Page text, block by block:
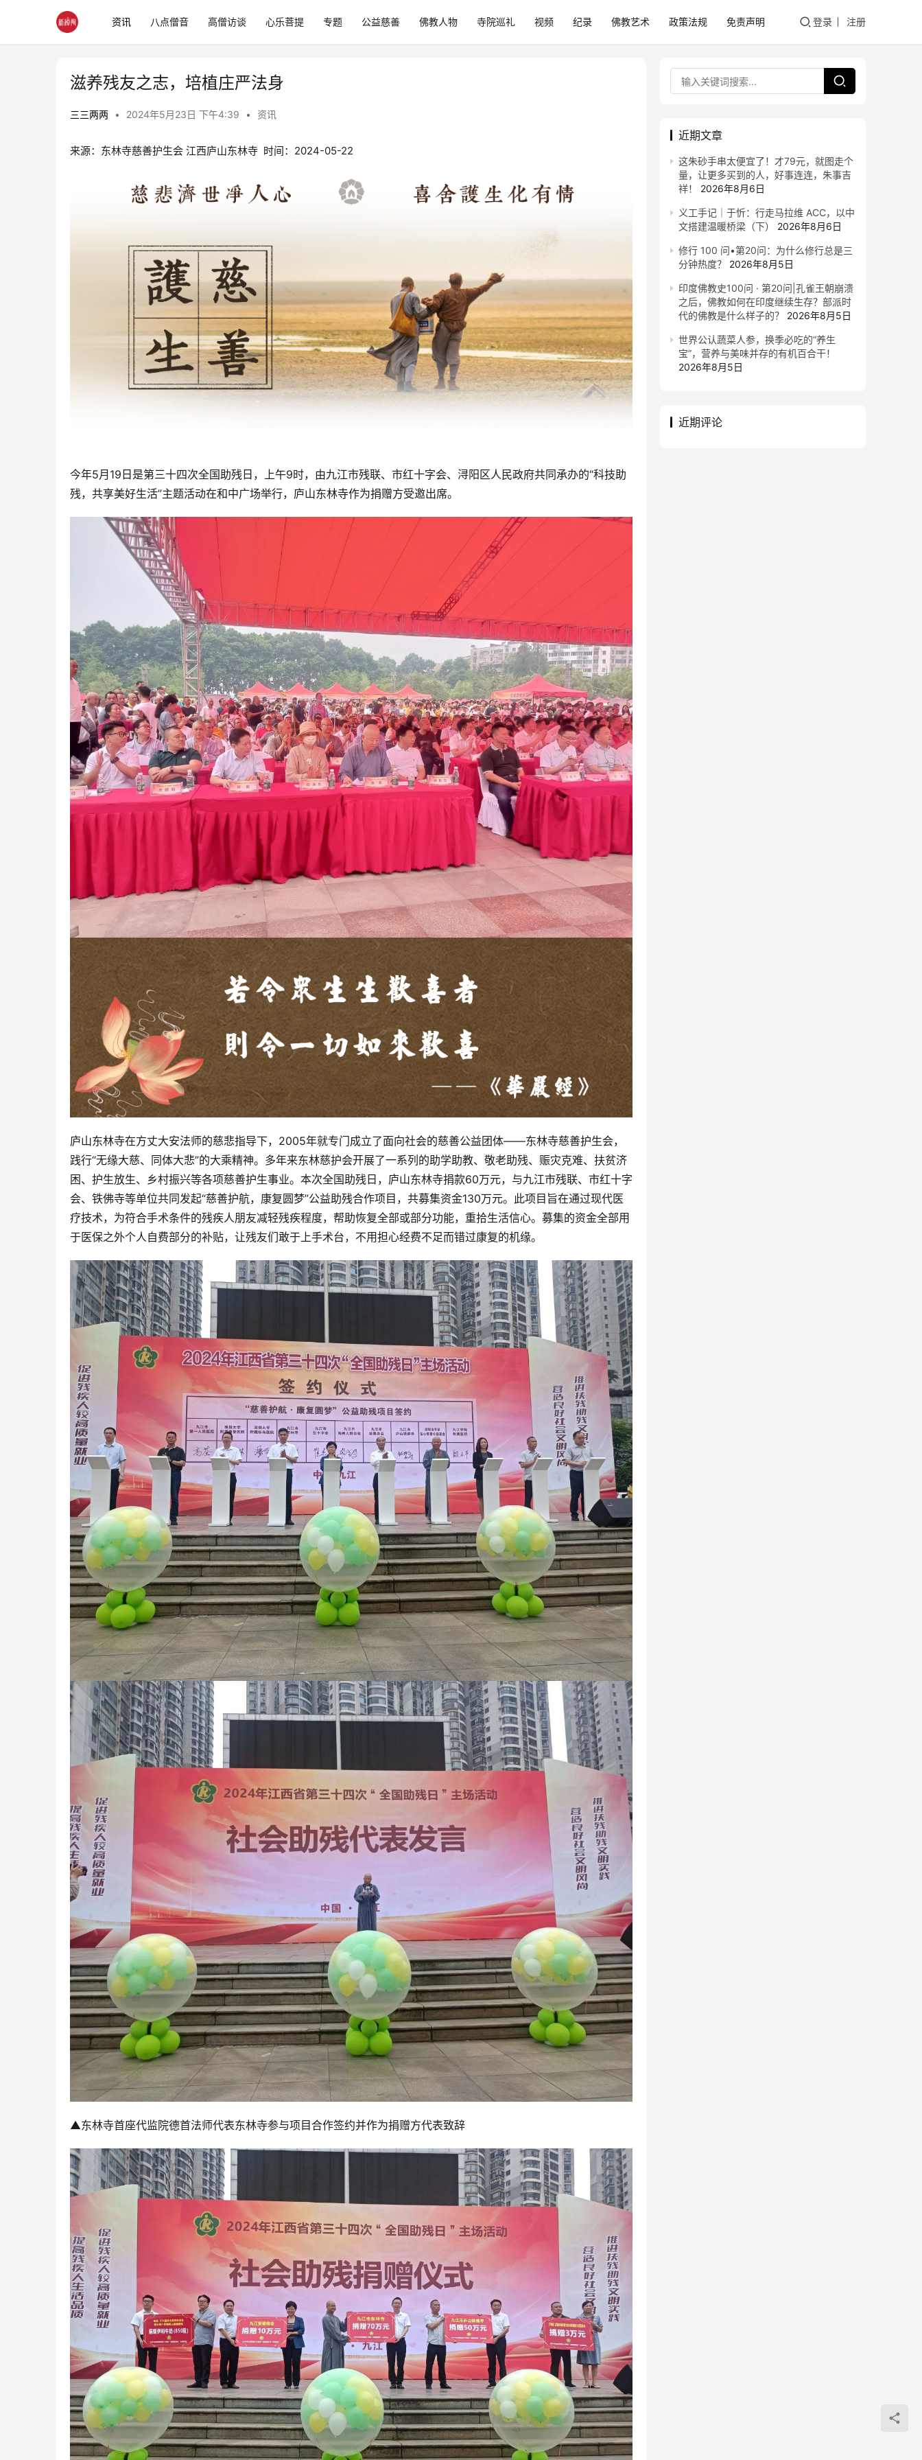
资讯 八点僧音 高僧访谈 心乐菩提 专题 公益慈善 佛教人物 寺院巡礼 视频 纪录 佛教艺术 政策法规 免责声明 登录 注册
滋养残友之志，培植庄严法身
三三两两 • 2024年5月23日 下午4:39 • 资讯
来源：东林寺慈善护生会 江西庐山东林寺  时间：2024-05-22
今年5月19日是第三十四次全国助残日，上午9时，由九江市残联、市红十字会、浔阳区人民政府共同承办的“科技助
残，共享美好生活”主题活动在和中广场举行，庐山东林寺作为捐赠方受邀出席。
庐山东林寺在方丈大安法师的慈悲指导下，2005年就专门成立了面向社会的慈善公益团体——东林寺慈善护生会，
践行“无缘大慈、同体大悲”的大乘精神。多年来东林慈护会开展了一系列的助学助教、敬老助残、赈灾克难、扶贫济
困、护生放生、乡村振兴等各项慈善护生事业。本次全国助残日，庐山东林寺捐款60万元，与九江市残联、市红十字
会、铁佛寺等单位共同发起“慈善护航，康复圆梦”公益助残合作项目，共募集资金130万元。此项目旨在通过现代医
疗技术，为符合手术条件的残疾人朋友减轻残疾程度，帮助恢复全部或部分功能，重拾生活信心。募集的资金全部用
于医保之外个人自费部分的补贴，让残友们敢于上手术台，不用担心经费不足而错过康复的机缘。
▲东林寺首座代监院德首法师代表东林寺参与项目合作签约并作为捐赠方代表致辞
近期文章
这朱砂手串太便宜了！才79元，就图走个
量，让更多买到的人，好事连连，朱事吉
祥！
2026年8月6日
义工手记｜于忻：行走马拉维 ACC，以中
文搭建温暖桥梁（下）
2026年8月6日
修行 100 问•第20问：为什么修行总是三
分钟热度？
2026年8月5日
印度佛教史100问 · 第20问|孔雀王朝崩溃
之后，佛教如何在印度继续生存？部派时
代的佛教是什么样子的？
2026年8月5日
世界公认蔬菜人参，换季必吃的“养生
宝”，营养与美味并存的有机百合干！
2026年8月5日
近期评论